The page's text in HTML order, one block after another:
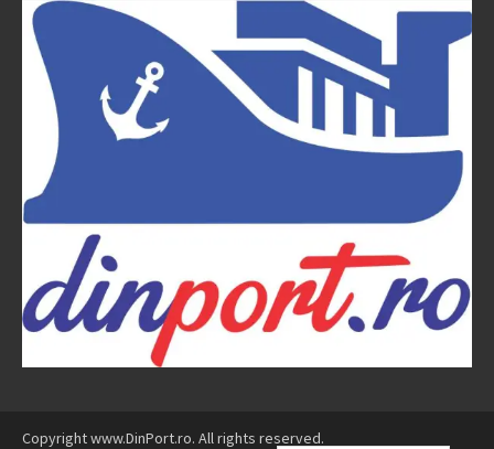
Copyright www.DinPort.ro. All rights reserved.